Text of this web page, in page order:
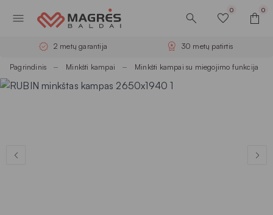
0 0
2 metų garantija 30 metų patirtis
Pagrindinis Minkšti kampai Minkšti kampai su miegojimo funkcija